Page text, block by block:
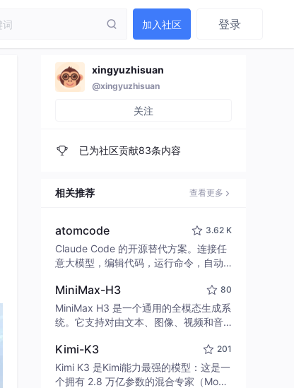
加入社区 登录
xingyuzhisuan
@xingyuzhisuan
关注
已为社区贡献83条内容
相关推荐 查看更多
atomcode 3.62 K
Claude Code 的开源替代方案。连接任
意大模型，编辑代码，运行命令，自动
致性能。 ｜ An open-source alternativ
e to Claude Code. Connect any LLM,
edit code, run commands, and verify
MiniMax-H3 80
MiniMax H3 是一个通用的全模态生成系
统。它支持对由文本、图像、视频和音
并能生成分辨率高达 2K、时长可达 15
秒的带原生立体声音频的视频。得益于
面向任务泛化的系统设计，H3 在预训练
Kimi-K3 201
Kimi K3 是Kimi能力最强的模型：这是一
个拥有 2.8 万亿参数的混合专家（Mo